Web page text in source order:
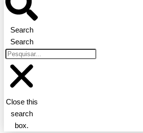
Search
Search
Close this
search
box.